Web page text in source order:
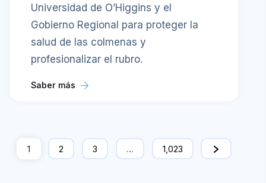
Universidad de O’Higgins y el
Gobierno Regional para proteger la
salud de las colmenas y
profesionalizar el rubro.
Saber más
1 2 3 … 1,023